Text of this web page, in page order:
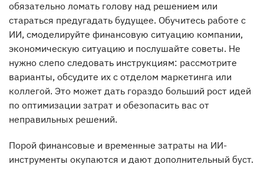
обязательно ломать голову над решением или
стараться предугадать будущее. Обучитесь работе с
ИИ, смоделируйте финансовую ситуацию компании,
экономическую ситуацию и послушайте советы. Не
нужно слепо следовать инструкциям: рассмотрите
варианты, обсудите их с отделом маркетинга или
коллегой. Это может дать гораздо больший рост идей
по оптимизации затрат и обезопасить вас от
неправильных решений.
Порой финансовые и временные затраты на ИИ-
инструменты окупаются и дают дополнительный буст.